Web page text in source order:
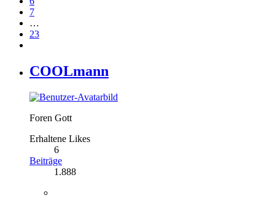
7
…
23
COOLmann
Foren Gott
Erhaltene Likes
6
Beiträge
1.888